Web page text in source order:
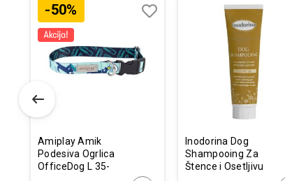
-50%
Amiplay Amik
Podesiva Ogrlica
OfficeDog L 35-
želja
Inodorina Dog
Shampooing Za
Štence i Osetljivu